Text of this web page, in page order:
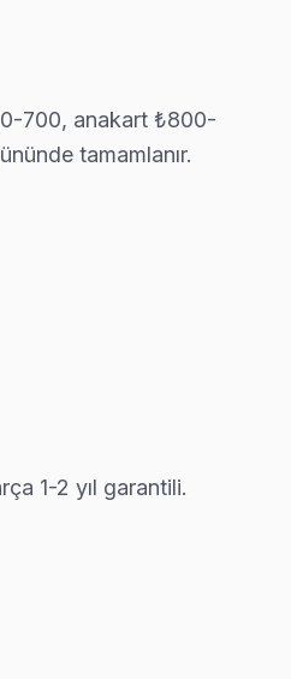
yazıyor.
700, anakart ₺800-
tamamlanır.
1-2 yıl garantili.